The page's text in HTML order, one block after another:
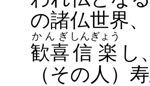
の諸仏世界
歓喜
かんぎ
信楽
しんぎょう
し
（その人）